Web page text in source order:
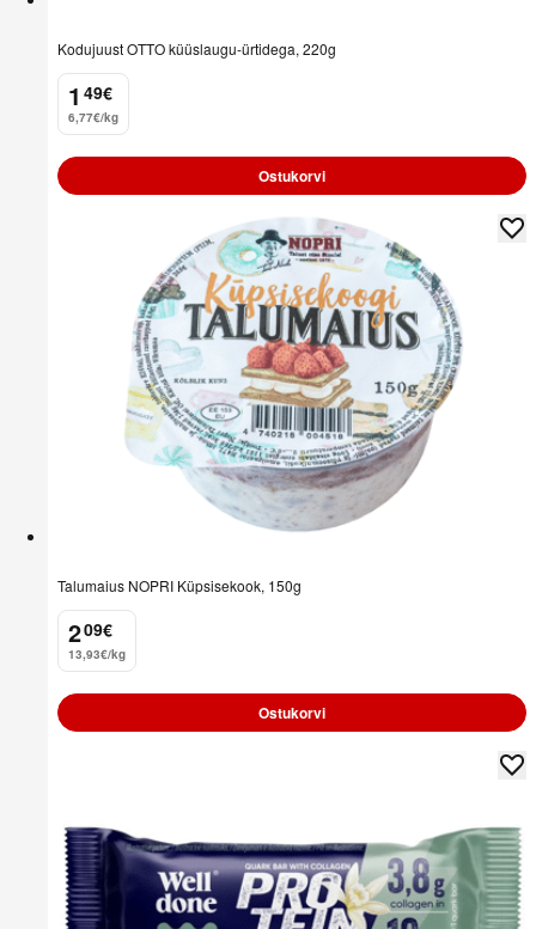
Kodujuust OTTO küüslaugu-ürtidega, 220g
1
. 49€
6,77€/kg
Ostukorvi
Talumaius NOPRI Küpsisekook, 150g
2
. 09€
13,93€/kg
Ostukorvi